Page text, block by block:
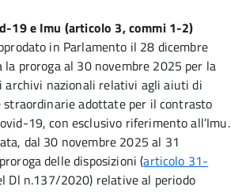
19 e Imu (articolo 3, commi 1-2)
in Parlamento il 28 dicembre
la proroga al 30 novembre 2025 per la
archivi nazionali relativi agli aiuti di
adottate per il contrasto
19, con esclusivo riferimento all’Imu.
dal 30 novembre 2025 al 31
delle disposizioni (articolo 31-
Dl n.137/2020) relative al periodo